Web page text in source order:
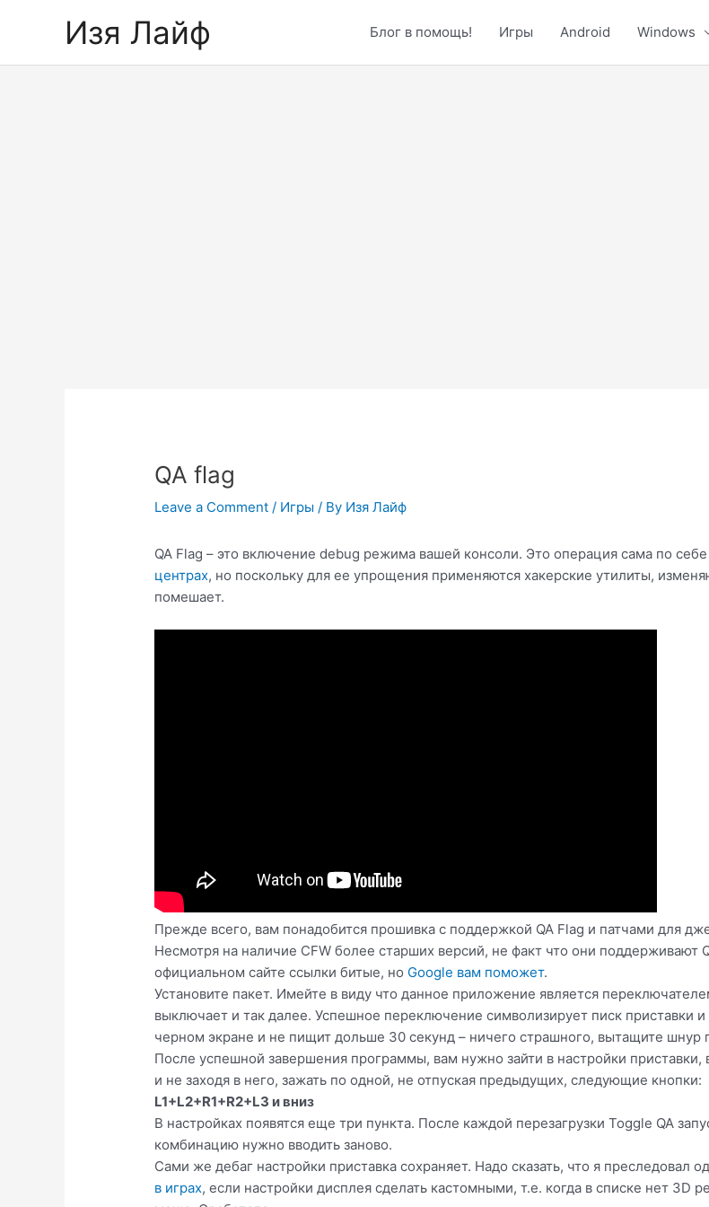
Изя Лайф Блог в помощь! Игры Android Windows
QA flag
Leave a Comment / Игры / By Изя Лайф
QA Flag – это включение debug режима вашей консоли. Это операция сама по
центрах, но поскольку для ее упрощения применяются хакерские утилиты,
помешает.
Прежде всего, вам понадобится прошивка с поддержкой QA Flag и патчами для
Несмотря на наличие CFW более старших версий, не факт что они поддерживают
официальном сайте ссылки битые, но Google вам поможет.
Установите пакет. Имейте в виду что данное приложение является
выключает и так далее. Успешное переключение символизирует писк приставки и
черном экране и не пищит дольше 30 секунд – ничего страшного, вытащите шнур
После успешной завершения программы, вам нужно зайти в настройки приставки,
и не заходя в него, зажать по одной, не отпуская предыдущих, следующие кнопки:
L1+L2+R1+R2+L3 и вниз
В настройках появятся еще три пункта. После каждой перезагрузки Toggle QA
комбинацию нужно вводить заново.
Сами же дебаг настройки приставка сохраняет. Надо сказать, что я преследовал
в играх, если настройки дисплея сделать кастомными, т.е. когда в списке нет 3D